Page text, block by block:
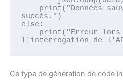
succès.")
else:
Ce type de génération de code